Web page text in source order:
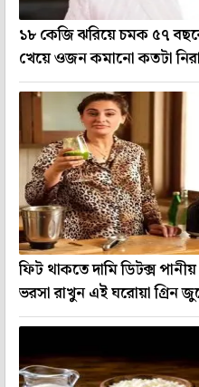
১৮ কেজি ঝরিয়ে চমক ৫৭
খেয়ে ওজন কমানো কতটা
ফিট থাকতে দামি ডিটক্স
ভরসা রাখুন এই ঘরোয়া গ্রিন